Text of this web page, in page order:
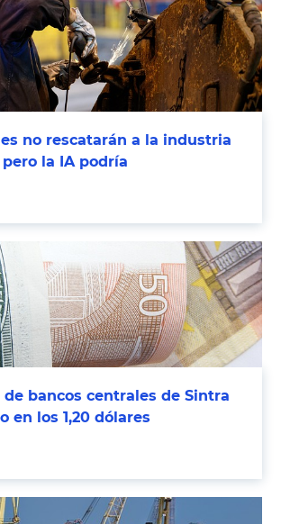
no rescatarán a la industria
la IA podría
de bancos centrales de Sintra
en los 1,20 dólares